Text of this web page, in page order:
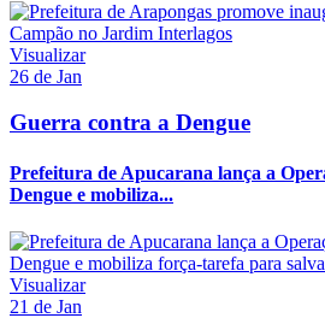
Visualizar
26 de Jan
Guerra contra a Dengue
Prefeitura de Apucarana lança a
Dengue e mobiliza...
Visualizar
21 de Jan